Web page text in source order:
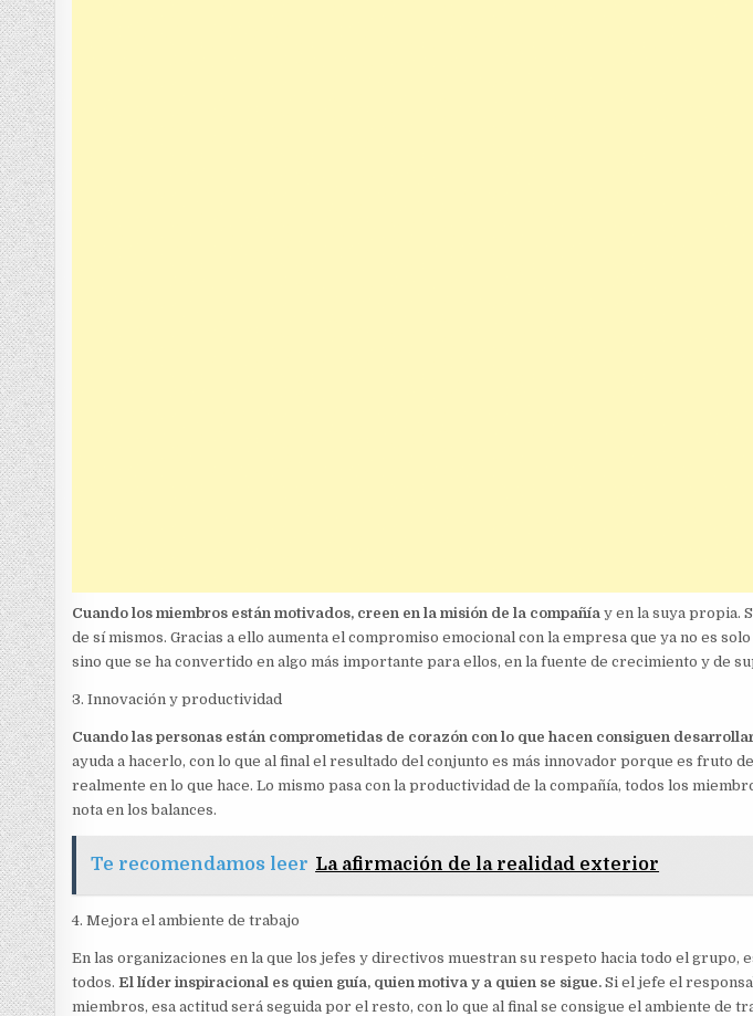
Cuando los miembros están motivados, creen en la misión de la compañía y en la suya propia.
de sí mismos. Gracias a ello aumenta el compromiso emocional con la empresa que ya no es
sino que se ha convertido en algo más importante para ellos, en la fuente de crecimiento y de
3. Innovación y productividad
Cuando las personas están comprometidas de corazón con lo que hacen consiguen
ayuda a hacerlo, con lo que al final el resultado del conjunto es más innovador porque es fruto
realmente en lo que hace. Lo mismo pasa con la productividad de la compañía, todos los
nota en los balances.
Te recomendamos leer La afirmación de la realidad exterior
4. Mejora el ambiente de trabajo
En las organizaciones en la que los jefes y directivos muestran su respeto hacia todo el grupo,
todos.El líder inspiracional es quien guía, quien motiva y a quien se sigue. Si el jefe el
miembros, esa actitud será seguida por el resto, con lo que al final se consigue el ambiente de